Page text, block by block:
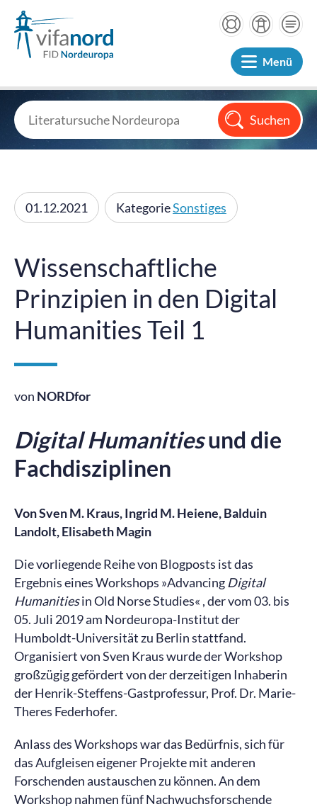
Menü
01.12.2021 KategorieSonstiges
Wissenschaftliche
Prinzipien in den Digital
Humanities Teil 1
von NORDfor
Digital Humanitiesund die
Fachdisziplinen
Von Sven M. Kraus, Ingrid M. Heiene, Balduin
Landolt, Elisabeth Magin
Die vorliegende Reihe von Blogposts ist das
Ergebnis eines Workshops »Advancing Digital
Humanitiesin Old Norse Studies« , der vom 03. bis
05. Juli 2019 am Nordeuropa-Institut der
Humboldt-Universität zu Berlin stattfand.
Organisiert von Sven Kraus wurde der Workshop
großzügig gefördert von der derzeitigen Inhaberin
der Henrik-Steffens-Gastprofessur, Prof. Dr. Marie-
Theres Federhofer.
Anlass des Workshops war das Bedürfnis, sich für
das Aufgleisen eigener Projekte mit anderen
Forschenden austauschen zu können. An dem
Workshop nahmen fünf Nachwuchsforschende